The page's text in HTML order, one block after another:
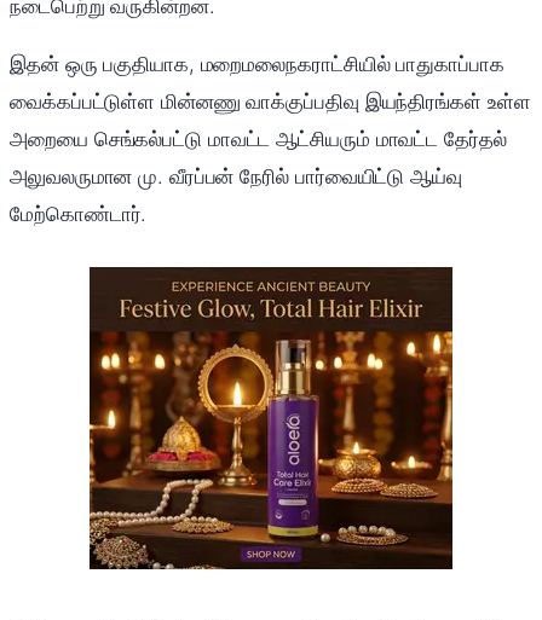
நடைபெற்று வருகின்றன.
இதன் ஒரு பகுதியாக, மறைமலைநகராட்சியில் பாதுகாப்பாக
வைக்கப்பட்டுள்ள மின்னணு வாக்குப்பதிவு இயந்திரங்கள் உள்ள
அறையை செங்கல்பட்டு மாவட்ட ஆட்சியரும் மாவட்ட தேர்தல்
அலுவலருமான மு. வீரப்பன் நேரில் பார்வையிட்டு ஆய்வு
மேற்கொண்டார்.